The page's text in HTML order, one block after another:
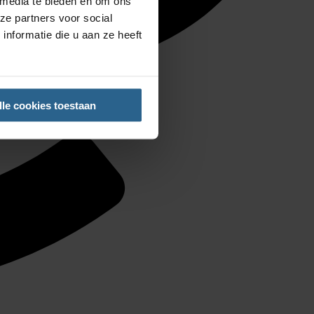
partners voor social
die u aan ze heeft
cookies toestaan